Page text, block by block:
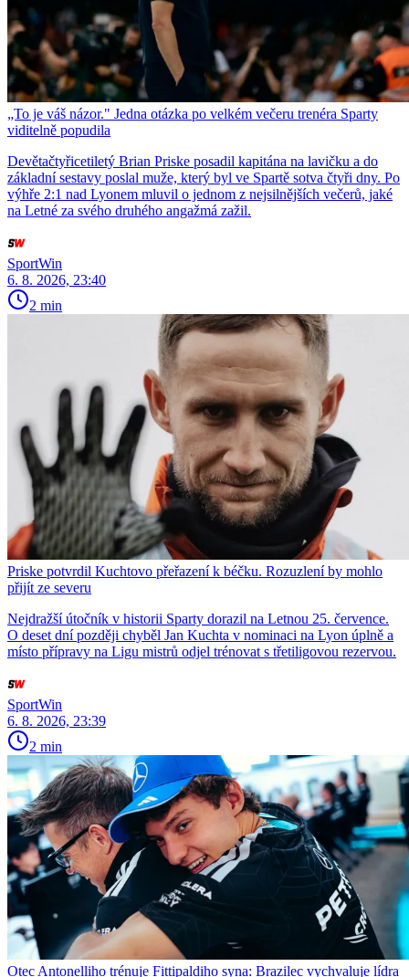
„To je váš názor." Jedna otázka po velkém večeru trenéra Sparty
viditelně popudila
Devětačtyřicetiletý Brian Priske posadil kapitána na lavičku a do
základní sestavy poslal muže, který byl ve Spartě sotva čtyři dny. Po
výhře 2:1 nad Lyonem mluvil o jednom z nejsilnějších večerů, jaké
na Letné za svého druhého angažmá zažil.
SportWin
6. 8. 2026, 23:40
2 min
Priske potvrdil Kuchtovo přeřazení k béčku. Rozuzlení by mohlo
přijít ze severu
Nejdražší útočník v historii Sparty dorazil na Letnou 25. července.
O deset dní později chyběl Jan Kuchta v nominaci na Lyon úplně a
místo přípravy na Ligu mistrů odjel trénovat s třetiligovou rezervou.
SportWin
6. 8. 2026, 23:39
2 min
Otec Antonelliho trénuje Fittipaldiho syna: Brazilec vychvaluje lídra